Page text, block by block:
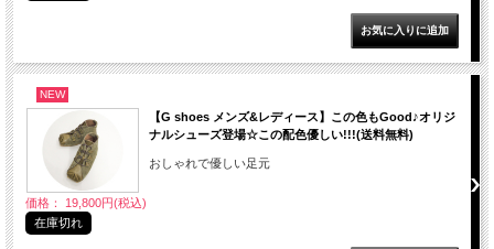
NEW
【G shoes メンズ&レディース】この色もGood♪オリジ
ナルシューズ登場☆この配色優しい!!!(送料無料)
おしゃれで優しい足元
価格： 19,800円(税込)
在庫切れ